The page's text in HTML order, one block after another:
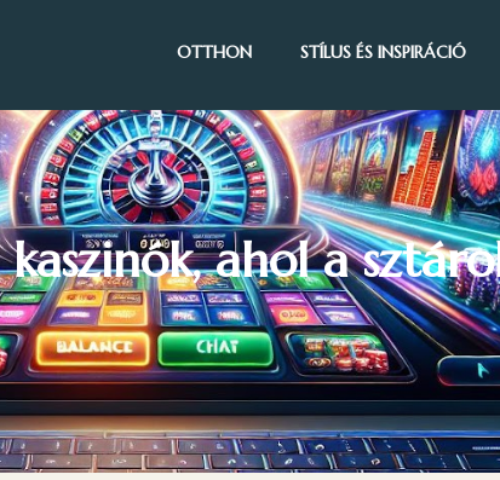
OTTHON STÍLUS ÉS INSPIRÁCIÓ
ahol a